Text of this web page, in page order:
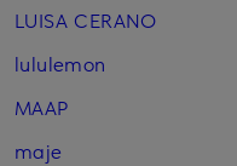
LUISA CERANO
lululemon
MAAP
maje